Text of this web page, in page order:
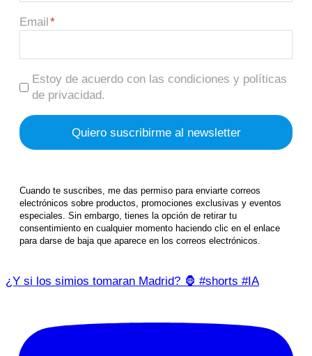
Email
Estoy de acuerdo con las condiciones y políticas
de privacidad.
Cuando te suscribes, me das permiso para enviarte correos
electrónicos sobre productos, promociones exclusivas y eventos
especiales. Sin embargo, tienes la opción de retirar tu
consentimiento en cualquier momento haciendo clic en el enlace
para darse de baja que aparece en los correos electrónicos.
¿Y si los simios tomaran Madrid? 🦍 #shorts #IA